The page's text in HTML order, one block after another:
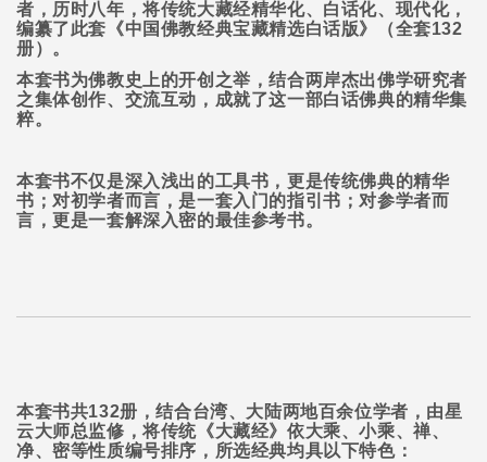
者，历时八年，将传统大藏经精华化、白话化、现代化，
编纂了此套《中国佛教经典宝藏精选白话版》（全套132
册）。
本套书为佛教史上的开创之举，结合两岸杰出佛学研究者
之集体创作、交流互动，成就了这一部白话佛典的精华集
粹。
本套书不仅是深入浅出的工具书，更是传统佛典的精华
书；对初学者而言，是一套入门的指引书；对参学者而
言，更是一套解深入密的最佳参考书。
本套书共132册，结合台湾、大陆两地百余位学者，由星
云大师总监修，将传统《大藏经》依大乘、小乘、禅、
净、密等性质编号排序，所选经典均具以下特色：